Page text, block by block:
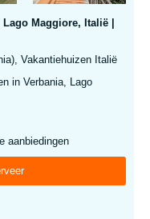
Maggiore, Italië |
Vakantiehuizen Italië
in Verbania, Lago
aanbiedingen